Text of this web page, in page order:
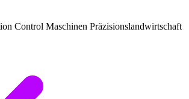
Control Maschinen Präzisionslandwirtschaft